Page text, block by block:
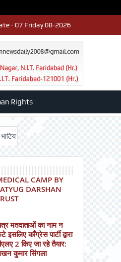
- 07 Friday 08-2026
Rights
Admission advertisment श्री
CAMP BY
DARSHAN
मतदाताओं का नाम न
इसलिए काँग्रेस पार्टी द्वारा
2 किए जा रहे तैयार:
कुमार सिंगला